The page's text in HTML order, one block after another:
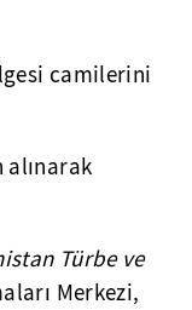
camilerini
Türbe ve
Merkezi,